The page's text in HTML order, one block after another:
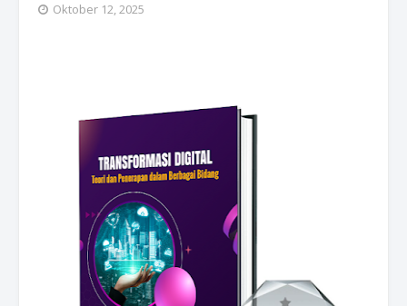
Oktober 12, 2025